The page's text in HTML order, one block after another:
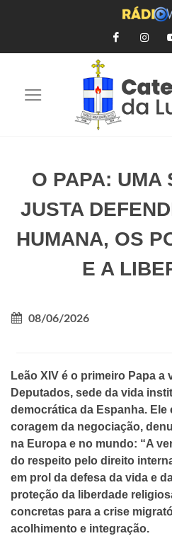
O PAPA: UMA
JUSTA
HUMANA, OS
E A
08/06/2026
Leão XIV é o primeiro Papa
Deputados, sede da vida
democrática da Espanha. Ele
coragem da negociação,
na Europa e no mundo: “A
do respeito pelo direito
em prol da defesa da vida e
proteção da liberdade
concretas para a crise
acolhimento e integração.